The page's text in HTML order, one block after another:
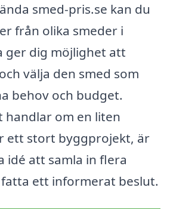
smed-pris.se kan du
från olika smeder i
ger dig möjlighet att
välja den smed som
behov och budget.
handlar om en liten
ett stort byggprojekt, är
idé att samla in flera
ett informerat beslut.